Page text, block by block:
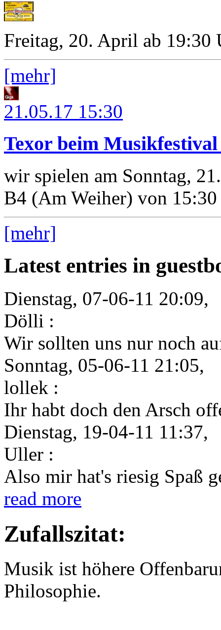
Freitag, 20. April ab
[mehr]
21.05.17 15:30
Texor beim
wir spielen am Sonntag,
B4 (Am Weiher) von
[mehr]
Latest entries in
Dienstag, 07-06-11 20:09,
Dölli :
Wir sollten uns nur noch
Sonntag, 05-06-11 21:05,
lollek :
Ihr habt doch den Arsch
Dienstag, 19-04-11 11:37,
Uller :
Also mir hat's riesig Spaß
read more
Zufallszitat:
Musik ist höhere
Philosophie.